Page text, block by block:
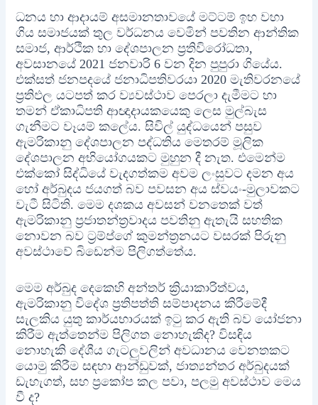
ධනය හා ආදායම් අසමානතාවයේ මට්ටම් ඉහ වහා
ගිය සමාජයක් තුල වර්ධනය වෙමින් පවතින ආන්තික
සමාජ, ආර්ථික හා දේශපාලන ප්‍රතිවිරෝධතා,
අවසානයේ 2021 ජනවාරි 6 වන දින පුපුරා ගියේය.
එක්සත් ජනපදයේ ජනාධිපතිවරයා 2020 මැතිවරනයේ
ප්‍රතිඵල යටපත් කර ව්‍යවස්ථාව පෙරලා දැමීමට හා
තමන් ඒකාධිපති ආඥාදායකයෙකු ලෙස මුල්බැස
ගැනීමට වෑයම් කලේය. සිවිල් යුද්ධයෙන් පසුව
ඇමරිකානු දේශපාලන පද්ධතිය මෙතරම් මූලික
දේශපාලන අභියෝගයකට මුහුන දී නැත. එමෙන්ම
එක්කෝ සිද්ධියේ වැදගත්කම අවම ලංසුවට දමන අය
හෝ අර්බුදය ජයගත් බව පවසන අය ස්වයං-මුලාවකට
වැටී සිටිති. මෙම දශකය අවසන් වනතෙක් වත්
ඇමරිකානු ප්‍රජාතන්ත්‍රවාදය පවතිනු ඇතැයි සහතික
නොවන බව ට්‍රම්ප්ගේ කුමන්ත්‍රනයට වසරක් පිරුනු
අවස්ථාවේ බිඩෙන්ම පිලිගත්තේය.
මෙම අර්බුද දෙකෙහි අන්තර් ක්‍රියාකාරිත්වය,
ඇමරිකානු විදේශ ප්‍රතිපත්ති සම්පාදනය කිරීමේදී
සැලකිය යුතු කාර්යභාරයක් ඉටු කර ඇති බව යෝජනා
කිරීම ඇත්තෙන්ම පිලිගත නොහැකිද? විසඳිය
නොහැකි දේශීය ගැටලුවලින් අවධානය වෙනතකට
යොමු කිරීම සඳහා ආන්ඩුවක්, ජාත්‍යන්තර අර්බුදයක්
ඩැහැගත්, සහ ප්‍රකෝප කල පවා, පලමු අවස්ථාව මෙය
වී ද?